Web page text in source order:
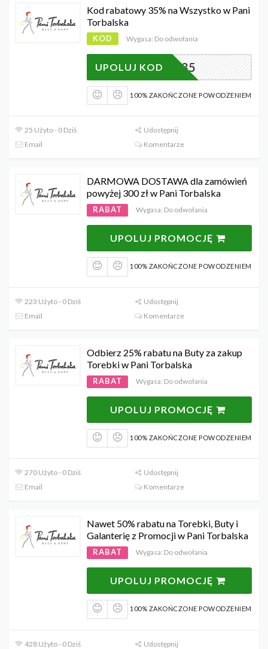
Kod rabatowy 35% na Wszystko w Pani
Torbalska
KOD Wygasa: Do odwołania
HELLO35
UPOLUJ KOD
100% ZAKOŃCZONE POWODZENIEM
25 Użyto - 0 Dziś
Udostępnij
Email
Komentarze
DARMOWA DOSTAWA dla zamówień
powyżej 300 zł w Pani Torbalska
RABAT Wygasa: Do odwołania
UPOLUJ PROMOCJĘ
100% ZAKOŃCZONE POWODZENIEM
223 Użyto - 0 Dziś
Udostępnij
Email
Komentarze
Odbierz 25% rabatu na Buty za zakup
Torebki w Pani Torbalska
RABAT Wygasa: Do odwołania
UPOLUJ PROMOCJĘ
100% ZAKOŃCZONE POWODZENIEM
270 Użyto - 0 Dziś
Udostępnij
Email
Komentarze
Nawet 50% rabatu na Torebki, Buty i
Galanterię z Promocji w Pani Torbalska
RABAT Wygasa: Do odwołania
UPOLUJ PROMOCJĘ
100% ZAKOŃCZONE POWODZENIEM
428 Użyto - 0 Dziś
Udostępnij